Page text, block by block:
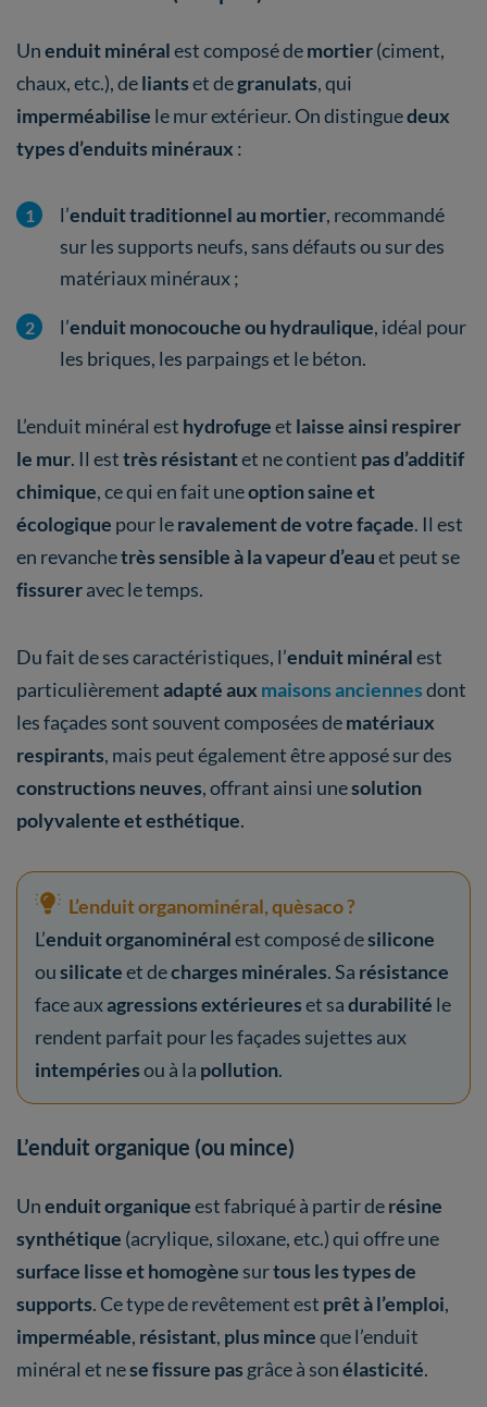
Unenduit minéralest composé demortier(ciment,
chaux, etc.), deliantset degranulats, qui
imperméabilise le mur extérieur. On distinguedeux
types d’enduits minéraux :
l’enduit traditionnel au mortier, recommandé
sur les supports neufs, sans défauts ou sur des
matériaux minéraux ;
l’enduit monocouche ou hydraulique, idéal pour
les briques, les parpaings et le béton.
L’enduit minéral est hydrofugeet laisse ainsi respirer
le mur. Il esttrès résistantet ne contient pas d’additif
chimique, ce qui en fait uneoption saineet
écologique pour leravalement de votre façade. Il est
en revanchetrès sensible à la vapeur d’eauet peut se
fissureravec le temps.
Du fait de ses caractéristiques, l’enduit minéralest
particulièrementadapté aux maisons anciennesdont
les façades sont souvent composées dematériaux
respirants, mais peut également être apposé sur des
constructions neuves, offrant ainsi unesolution
polyvalente et esthétique.
L’enduit organominéral, quèsaco ?
L’enduit organominéralest composé desilicone
ousilicateet decharges minérales. Sa résistance
face auxagressions extérieureset sadurabilité le
rendent parfait pour les façades sujettes aux
intempériesou à la pollution.
L’enduit organique (ou mince)
Unenduit organiqueest fabriqué à partir derésine
synthétique (acrylique, siloxane, etc.) qui offre une
surface lisse et homogène surtous les types de
supports. Ce type de revêtement est prêt à l’emploi,
imperméable, résistant, plus minceque l’enduit
minéral et nese fissure pas grâce à sonélasticité.